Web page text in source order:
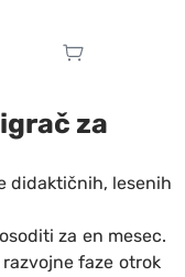
za
didaktičnih, lesenih
za en mesec.
faze otrok